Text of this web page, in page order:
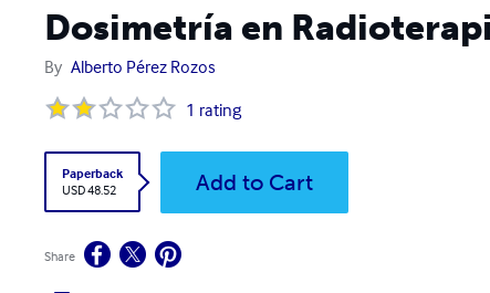
Dosimetría en
By Alberto Pérez Rozos
1 rating
Paperback
USD 48.52
Add to Cart
Share